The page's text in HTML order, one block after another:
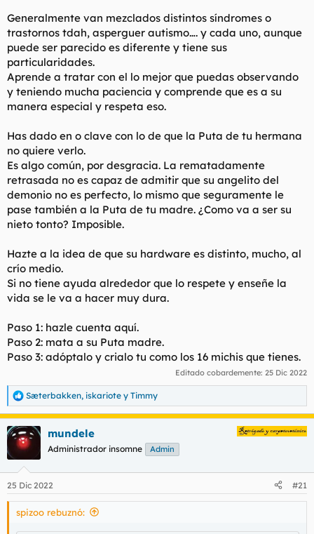
andando sólo.
Mi hermana se da cuenta, pero creo que no lo quiere ver. Una
cuidadora de la guardería le dijo que el niño es especial, pero
creo que deben de llevarlo a un especialista cuanto antes.
Generalmente van mezclados distintos síndromes o
trastornos tdah, asperguer autismo…. y cada uno, aunque
puede ser parecido es diferente y tiene sus
particularidades.
Aprende a tratar con el lo mejor que puedas observando
y teniendo mucha paciencia y comprende que es a su
manera especial y respeta eso.
Has dado en o clave con lo de que la Puta de tu hermana
no quiere verlo.
Es algo común, por desgracia. La rematadamente
retrasada no es capaz de admitir que su angelito del
demonio no es perfecto, lo mismo que seguramente le
pase también a la Puta de tu madre. ¿Como va a ser su
nieto tonto? Imposible.
Hazte a la idea de que su hardware es distinto, mucho, al
crío medio.
Si no tiene ayuda alrededor que lo respete y enseñe la
vida se le va a hacer muy dura.
Paso 1: hazle cuenta aquí.
Paso 2: mata a su Puta madre.
Paso 3: adóptalo y crialo tu como los 16 michis que tienes.
Editado cobardemente: 25 Dic 2022
R
e
a
c
i
e
s
Sæterbakken, iskariote y Timmy
mundele
Administrador insomne Admin
25 Dic 2022 #21
spizoo rebuznó: